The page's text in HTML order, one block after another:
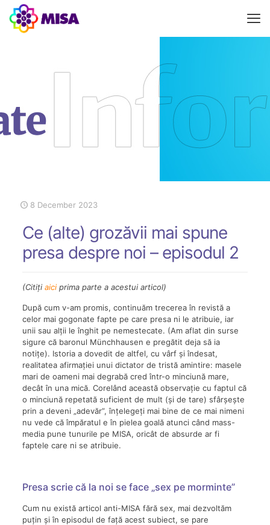
8 December 2023
Ce (alte) grozăvii mai spune
presa despre noi – episodul 2
(Citiți aiciprima parte a acestui articol)
După cum v-am promis, continuăm trecerea în revistă a
celor mai gogonate fapte pe care presa ni le atribuie, iar
unii sau alții le înghit pe nemestecate. (Am aflat din surse
sigure că baronul Münchhausen e pregătit deja să ia
notițe). Istoria a dovedit de altfel, cu vârf și îndesat,
realitatea afirmației unui dictator de tristă amintire: masele
mari de oameni mai degrabă cred într-o minciună mare,
decât în una mică. Corelând această observație cu faptul că
o minciună repetată suficient de mult (și de tare) sfârșește
prin a deveni „adevăr”, înțelegeți mai bine de ce mai nimeni
nu vede că împăratul e în pielea goală atunci când mass-
media pune tunurile pe MISA, oricât de absurde ar fi
faptele care ni se atribuie.
Presa scrie că la noi se face „sex pe morminte”
Cum nu există articol anti-MISA fără sex, mai dezvoltăm
puțin și în episodul de față acest subiect, se pare